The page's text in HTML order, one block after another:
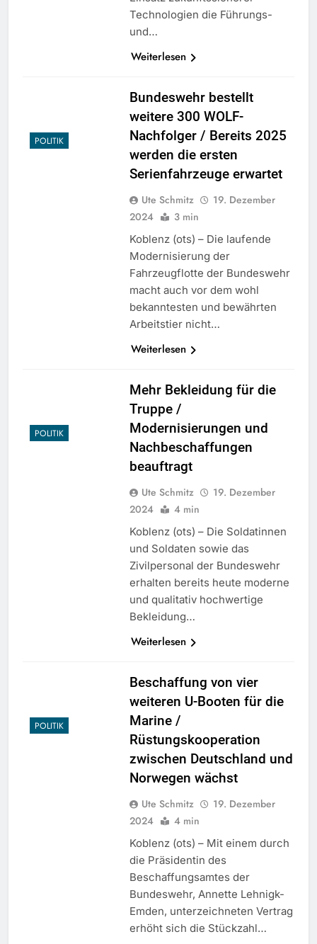
Technologien die Führungs-
und…
Weiterlesen
POLITIK
Bundeswehr bestellt
weitere 300 WOLF-
Nachfolger / Bereits 2025
werden die ersten
Serienfahrzeuge erwartet
Ute Schmitz
19. Dezember
2024
3 min
Koblenz (ots) – Die laufende
Modernisierung der
Fahrzeugflotte der Bundeswehr
macht auch vor dem wohl
bekanntesten und bewährten
Arbeitstier nicht…
Weiterlesen
POLITIK
Mehr Bekleidung für die
Truppe /
Modernisierungen und
Nachbeschaffungen
beauftragt
Ute Schmitz
19. Dezember
2024
4 min
Koblenz (ots) – Die Soldatinnen
und Soldaten sowie das
Zivilpersonal der Bundeswehr
erhalten bereits heute moderne
und qualitativ hochwertige
Bekleidung…
Weiterlesen
POLITIK
Beschaffung von vier
weiteren U-Booten für die
Marine /
Rüstungskooperation
zwischen Deutschland und
Norwegen wächst
Ute Schmitz
19. Dezember
2024
4 min
Koblenz (ots) – Mit einem durch
die Präsidentin des
Beschaffungsamtes der
Bundeswehr, Annette Lehnigk-
Emden, unterzeichneten Vertrag
erhöht sich die Stückzahl…